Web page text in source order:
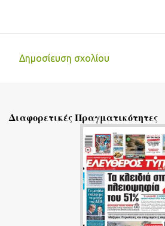
λ
Δημοσίευση σχολίου
Διαφορετικές Πραγματικότητες